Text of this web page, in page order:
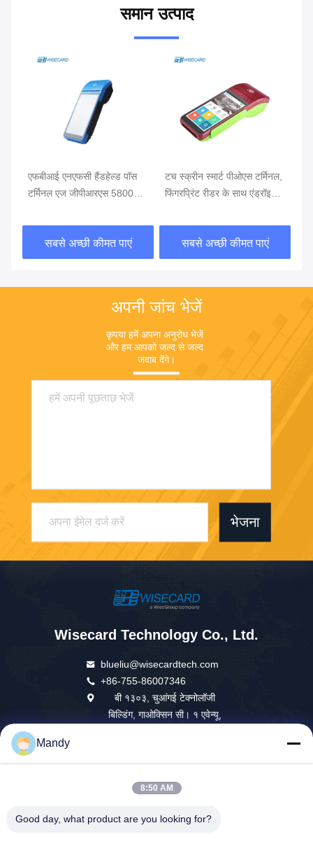
समान उत्पाद
एफबीआई एनएफसी हैंडहेल्ड पॉस
टर्मिनल एज जीपीआरएस 5800
सिस्टम्स
सबसे अच्छी कीमत पाएं
टच स्क्रीन स्मार्ट पीओएस टर्मिनल,
फिंगरप्रिंट रीडर के साथ एंड्रॉइड
सबसे अच्छी कीमत पाएं
अपनी जांच भेजें
कृपया हमें अपना अनुरोध भेजें
और हम आपको जल्द से जल्द
जवाब देंगे।
भेजना
Wisecard Technology Co., Ltd.
blueliu@wisecardtech.com
+86-755-86007346
बी १३०३, चुआंगई टेक्नोलॉजी
बिल्डिंग, गाओक्सिन सी। १ एवेन्यू,
चीन अच्छा गुणवत्ता स्मार्ट कार्ड समाधान आपूर्तिकर्ता। कॉपीराइट © 2026 Wisecard
Technology Co., Ltd. . सब सभी अधिकार सुरक्षित.
Mandy
8:50 AM
Good day, what product are you looking for?